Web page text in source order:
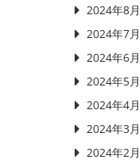
2024年8月
2024年7月
2024年6月
2024年5月
2024年4月
2024年3月
2024年2月